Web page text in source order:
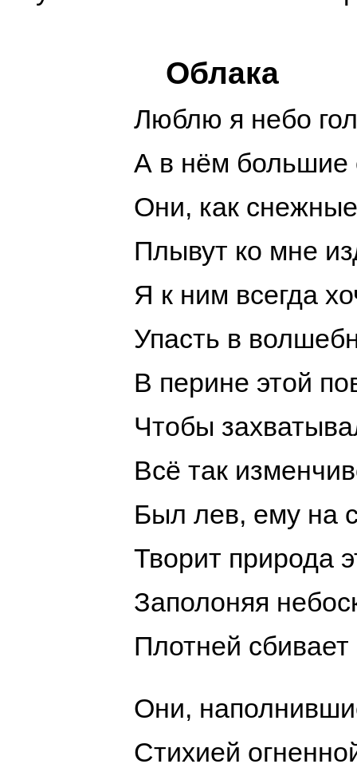
Облака
Люблю я небо
А в нём большие
Они, как
Плывут ко мне
Я к ним всегда
Упасть в
В перине этой
Чтобы
Всё так
Был лев, ему на
Творит природа
Заполоняя
Плотней сбивает
Они,
Стихией